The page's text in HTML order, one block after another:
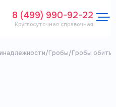
8 (499) 990-92-22
Круглосуточная справочная
/Гробы/Гробы